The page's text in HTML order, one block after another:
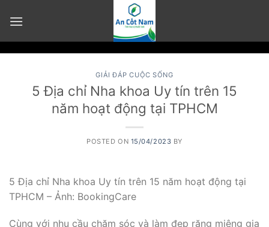
GIẢI ĐÁP CUỘC SỐNG
5 Địa chỉ Nha khoa Uy tín trên 15
năm hoạt động tại TPHCM
POSTED ON 15/04/2023 BY
5 Địa chỉ Nha khoa Uy tín trên 15 năm hoạt động tại
TPHCM – Ảnh: BookingCare
Cùng với nhu cầu chăm sóc và làm đẹp răng miệng gia